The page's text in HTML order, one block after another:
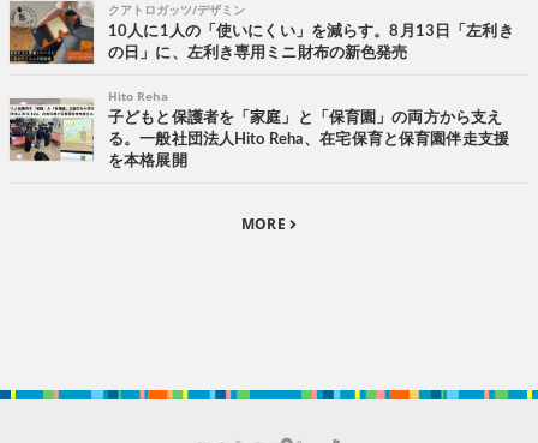
クアトロガッツ/デザミン
10人に1人の「使いにくい」を減らす。8月13日「左利き
の日」に、左利き専用ミニ財布の新色発売
Hito Reha
子どもと保護者を「家庭」と「保育園」の両方から支え
る。一般社団法人Hito Reha、在宅保育と保育園伴走支援
を本格展開
MORE